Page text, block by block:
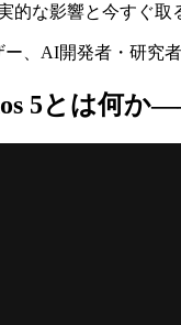
的な影響と今すぐ取
ー、AI開発者・研
5とは何か